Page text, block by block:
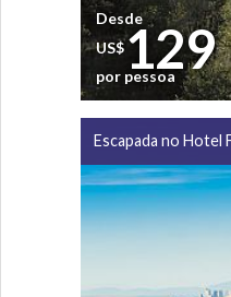
Desde
US$129
por pessoa
Escapada no Hotel